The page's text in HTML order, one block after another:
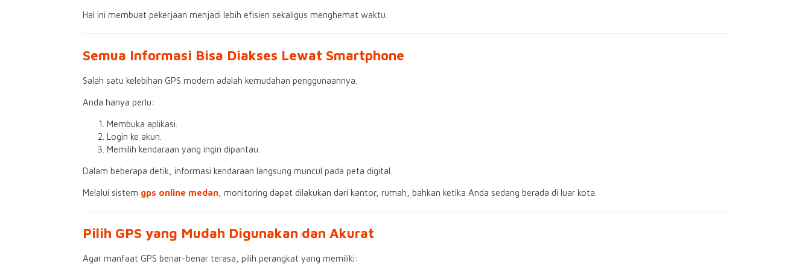
Hal ini membuat pekerjaan menjadi lebih efisien sekaligus menghemat waktu.
Semua Informasi Bisa Diakses Lewat Smartphone
Salah satu kelebihan GPS modern adalah kemudahan penggunaannya.
Anda hanya perlu:
Membuka aplikasi.
Login ke akun.
Memilih kendaraan yang ingin dipantau.
Dalam beberapa detik, informasi kendaraan langsung muncul pada peta digital.
Melalui sistem gps online medan , monitoring dapat dilakukan dari kantor, rumah, bahkan ketika Anda sedang berada di luar kota.
Pilih GPS yang Mudah Digunakan dan Akurat
Agar manfaat GPS benar-benar terasa, pilih perangkat yang memiliki: